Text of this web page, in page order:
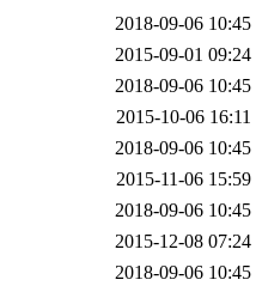
2018-09-06 10:45
2015-09-01 09:24
2018-09-06 10:45
2015-10-06 16:11
2018-09-06 10:45
2015-11-06 15:59
2018-09-06 10:45
2015-12-08 07:24
2018-09-06 10:45